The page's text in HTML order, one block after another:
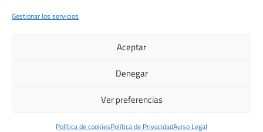
Gestionar los servicios
Aceptar
Denegar
Ver preferencias
Política de cookiesPolítica de PrivacidadAviso Legal
986 305 396
Política de Privacidad